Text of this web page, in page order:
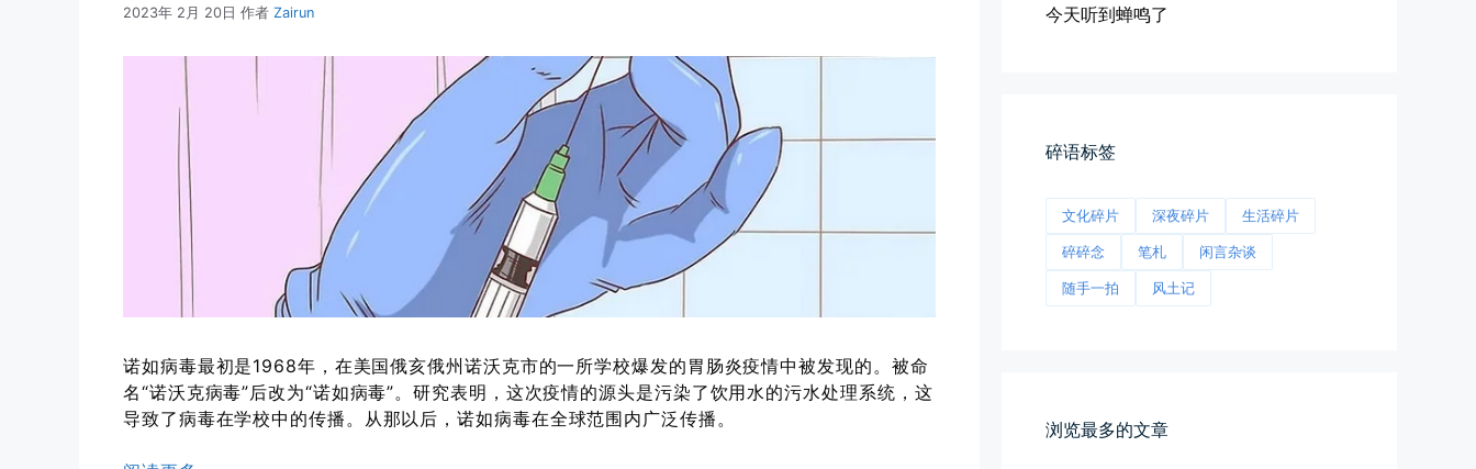
2023年 2月 20日 作者 Zairun
诺如病毒最初是1968年，在美国俄亥俄州诺沃克市的一所学校爆发的胃肠炎疫情中被发现的。被命
名“诺沃克病毒”后改为“诺如病毒”。研究表明，这次疫情的源头是污染了饮用水的污水处理系统，这
导致了病毒在学校中的传播。从那以后，诺如病毒在全球范围内广泛传播。
早晨在厨房时一抬头，看到窗外已...
第一次AI视频创作手记
第一次用AI做视频，我把许嵩歌...
今天听到蝉鸣了
碎语标签
文化碎片 深夜碎片 生活碎片
碎碎念 笔札 闲言杂谈
随手一拍 风土记
浏览最多的文章